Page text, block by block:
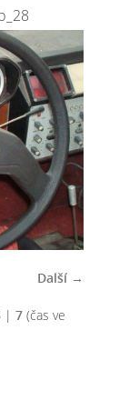
Další →
| 7 (čas ve